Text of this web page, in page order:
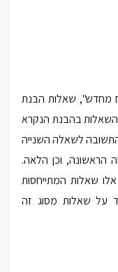
מחדש", שאלות הבנת
השאלות בהבנת הנקרא
לשאלה השנייה
וכן הלאה.
שאלות המתייחסות
על שאלות מסוג זה